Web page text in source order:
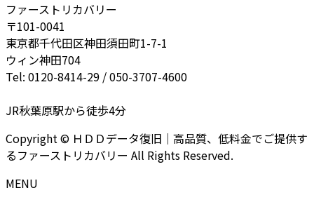
ファーストリカバリー
〒101-0041
東京都千代田区神田須田町1-7-1
ウィン神田704
Tel: 0120-8414-29 / 050-3707-4600
JR秋葉原駅から徒歩4分
Copyright © ＨＤＤデータ復旧｜高品質、低料金でご提供す
るファーストリカバリー All Rights Reserved.
MENU